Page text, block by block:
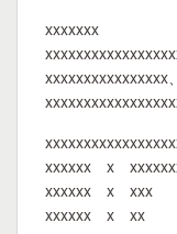
xxxxxxx
xxxxxxxxxxxxxxxx
xxxxxx x
xxxxxx x xxx
xxxxxx x xx